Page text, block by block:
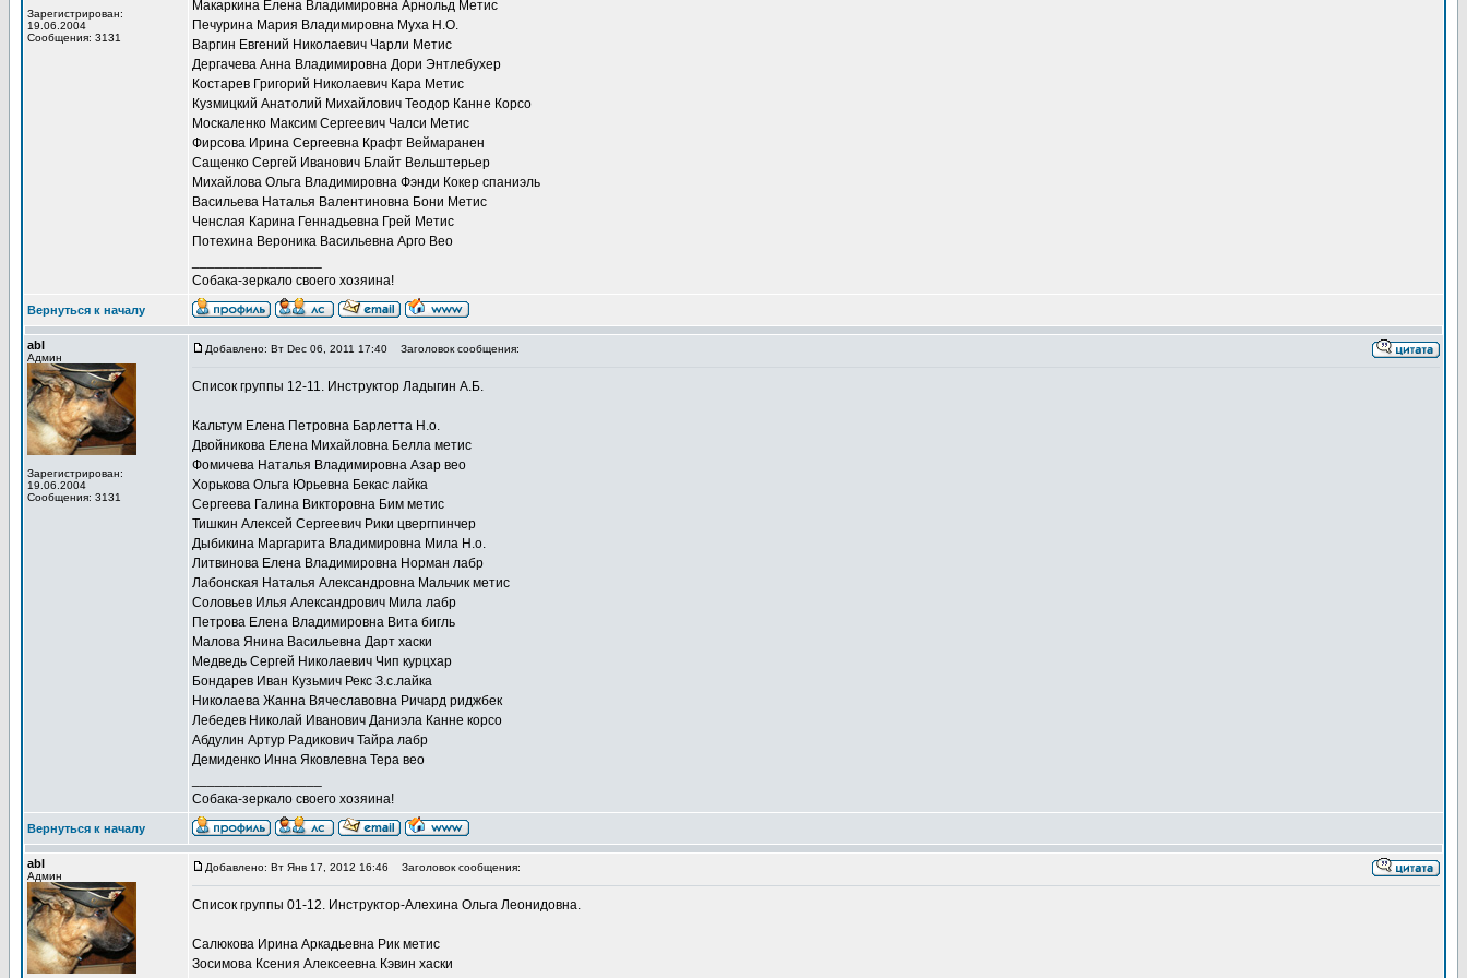
Зарегистрирован:
19.06.2004
Сообщения: 3131
Макаркина Елена Владимировна Арнольд Метис
Печурина Мария Владимировна Муха Н.О.
Варгин Евгений Николаевич Чарли Метис
Дергачева Анна Владимировна Дори Энтлебухер
Костарев Григорий Николаевич Кара Метис
Кузмицкий Анатолий Михайлович Теодор Канне Корсо
Москаленко Максим Сергеевич Чалси Метис
Фирсова Ирина Сергеевна Крафт Веймаранен
Сащенко Сергей Иванович Блайт Вельштерьер
Михайлова Ольга Владимировна Фэнди Кокер спаниэль
Васильева Наталья Валентиновна Бони Метис
Ченслая Карина Геннадьевна Грей Метис
Потехина Вероника Васильевна Арго Вео
Собака-зеркало своего хозяина!
Вернуться к началу
abl
Админ
Зарегистрирован:
19.06.2004
Сообщения: 3131
Добавлено: Вт Dec 06, 2011 17:40 Заголовок сообщения:
Список группы 12-11. Инструктор Ладыгин А.Б.
Кальтум Елена Петровна Барлетта Н.о.
Двойникова Елена Михайловна Белла метис
Фомичева Наталья Владимировна Азар вео
Хорькова Ольга Юрьевна Бекас лайка
Сергеева Галина Викторовна Бим метис
Тишкин Алексей Сергеевич Рики цвергпинчер
Дыбикина Маргарита Владимировна Мила Н.о.
Литвинова Елена Владимировна Норман лабр
Лабонская Наталья Александровна Мальчик метис
Соловьев Илья Александрович Мила лабр
Петрова Елена Владимировна Вита бигль
Малова Янина Васильевна Дарт хаски
Медведь Сергей Николаевич Чип курцхар
Бондарев Иван Кузьмич Рекс З.с.лайка
Николаева Жанна Вячеславовна Ричард риджбек
Лебедев Николай Иванович Даниэла Канне корсо
Абдулин Артур Радикович Тайра лабр
Демиденко Инна Яковлевна Тера вео
Собака-зеркало своего хозяина!
Вернуться к началу
abl
Админ
Добавлено: Вт Янв 17, 2012 16:46 Заголовок сообщения:
Список группы 01-12. Инструктор-Алехина Ольга Леонидовна.
Салюкова Ирина Аркадьевна Рик метис
Зосимова Ксения Алексеевна Кэвин хаски